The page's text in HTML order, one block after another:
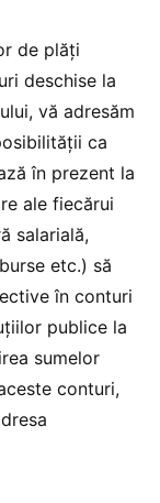
de plăți
deschise la
vă adresăm
ca
în prezent la
ale fiecărui
salarială,
etc.) să
în conturi
publice la
sumelor
conturi,